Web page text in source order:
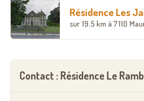
Résidence Les
sur 19.5 km à 7110
Contact : Résidence Le